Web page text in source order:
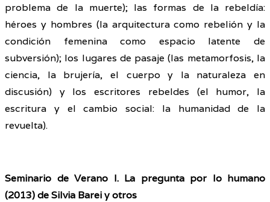
problema de la muerte); las formas de la rebeldía:
héroes y hombres (la arquitectura como rebelión y la
condición femenina como espacio latente de
subversión); los lugares de pasaje (las metamorfosis, la
ciencia, la brujería, el cuerpo y la naturaleza en
discusión) y los escritores rebeldes (el humor, la
escritura y el cambio social: la humanidad de la
revuelta).
Seminario de Verano I. La pregunta por lo humano
(2013) de Silvia Barei y otros